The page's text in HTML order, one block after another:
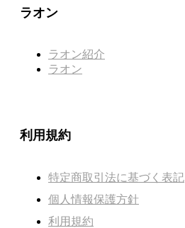
ラオン
ラオン紹介
ラオン
利用規約
特定商取引法に基づく表記
個人情報保護方針
利用規約